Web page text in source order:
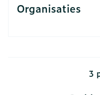
Organisaties
3